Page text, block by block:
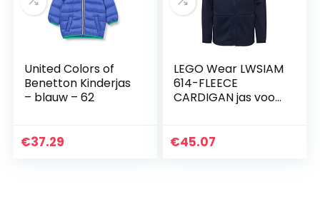
United Colors of
Benetton Kinderjas
– blauw – 62
€37.29
LEGO Wear LWSIAM
614-FLEECE
CARDIGAN jas voor
€45.07